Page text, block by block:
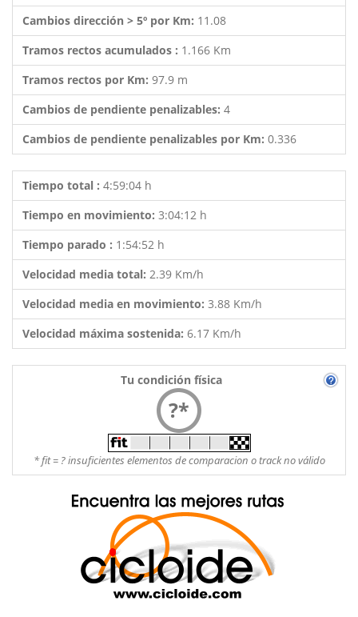
Cambios dirección > 5º por Km: 11.08
Tramos rectos acumulados : 1.166 Km
Tramos rectos por Km: 97.9 m
Cambios de pendiente penalizables: 4
Cambios de pendiente penalizables por Km: 0.336
Tiempo total : 4:59:04 h
Tiempo en movimiento: 3:04:12 h
Tiempo parado : 1:54:52 h
Velocidad media total: 2.39 Km/h
Velocidad media en movimiento: 3.88 Km/h
Velocidad máxima sostenida: 6.17 Km/h
Tu condición física
?*
* fit = ? insuficientes elementos de comparacion o track no válido